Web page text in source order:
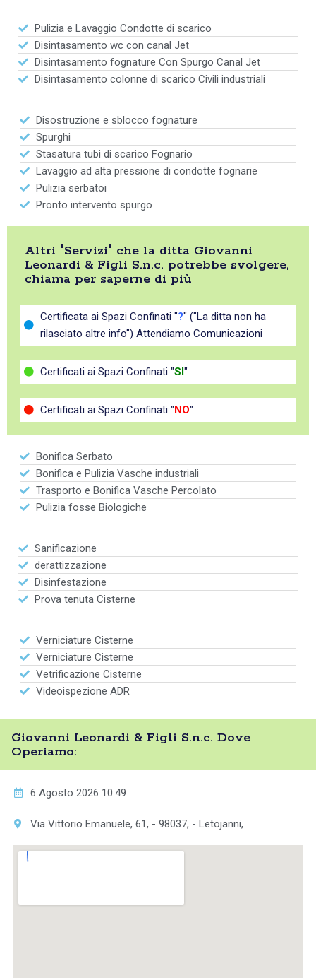
Pulizia e Lavaggio Condotte di scarico
Disintasamento wc con canal Jet
Disintasamento fognature Con Spurgo Canal Jet
Disintasamento colonne di scarico Civili industriali
Disostruzione e sblocco fognature
Spurghi
Stasatura tubi di scarico Fognario
Lavaggio ad alta pressione di condotte fognarie
Pulizia serbatoi
Pronto intervento spurgo
Altri "Servizi" che la ditta Giovanni
Leonardi & Figli S.n.c. potrebbe svolgere,
chiama per saperne di più
Certificata ai Spazi Confinati "?" ("La ditta non ha
rilasciato altre info") Attendiamo Comunicazioni
Certificati ai Spazi Confinati "SI "
Certificati ai Spazi Confinati " NO"
Bonifica Serbato
Bonifica e Pulizia Vasche industriali
Trasporto e Bonifica Vasche Percolato
Pulizia fosse Biologiche
Sanificazione
derattizzazione
Disinfestazione
Prova tenuta Cisterne
Verniciature Cisterne
Verniciature Cisterne
Vetrificazione Cisterne
Videoispezione ADR
Giovanni Leonardi & Figli S.n.c. Dove
Operiamo:
6 Agosto 2026 10:49
Via Vittorio Emanuele, 61, - 98037, - Letojanni,